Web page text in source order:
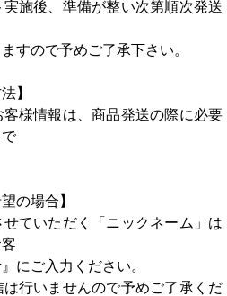
施後、準備が整い次第順次発送
すので予めご了承下さい。
】
様情報は、商品発送の際に必要
の場合】
ていただく「ニックネーム」は
にご入力ください。
行いませんので予めご了承くだ